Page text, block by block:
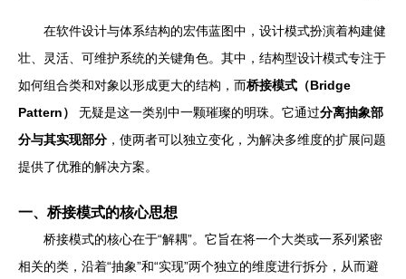
在软件设计与体系结构的宏伟蓝图中，设计模式扮演着构建健
壮、灵活、可维护系统的关键角色。其中，结构型设计模式专注于
如何组合类和对象以形成更大的结构，而桥接模式（Bridge
Pattern）
无疑是这一类别中一颗璀璨的明珠。它通过分离抽象部
分与其实现部分 ，使两者可以独立变化，为解决多维度的扩展问题
提供了优雅的解决方案。
一、桥接模式的核心思想
桥接模式的核心在于“解耦”。它旨在将一个大类或一系列紧密
相关的类，沿着“抽象”和“实现”两个独立的维度进行拆分，从而避